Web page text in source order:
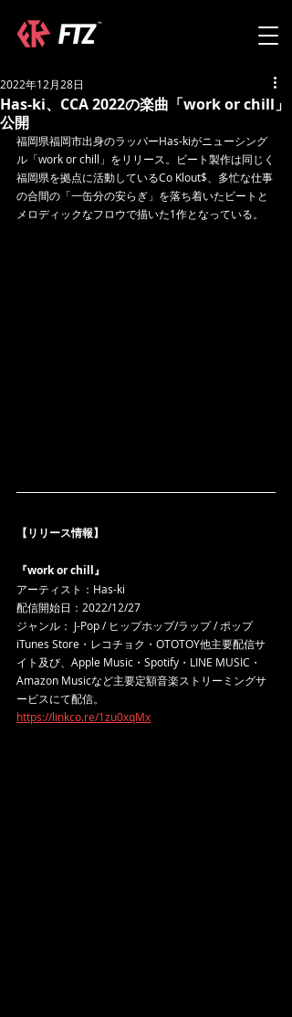
Has-ki、CCA 2022の楽曲「work or chill」
公開
2022年12月28日
福岡県福岡市出身のラッパーHas-kiがニューシング
ル「work or chill」をリリース。ビート製作は同じく
福岡県を拠点に活動しているCo Klout$、多忙な仕事
の合間の「一缶分の安らぎ」を落ち着いたビートと
メロディックなフロウで描いた1作となっている。
【リリース情報】
『work or chill』
アーティスト：Has-ki
配信開始日：2022/12/27
ジャンル： J-Pop / ヒップホップ/ラップ / ポップ
iTunes Store・レコチョク・OTOTOY他主要配信サ
イト及び、Apple Music・Spotify・LINE MUSIC・
Amazon Musicなど主要定額音楽ストリーミングサ
ービスにて配信。
https://linkco.re/1zu0xqMx